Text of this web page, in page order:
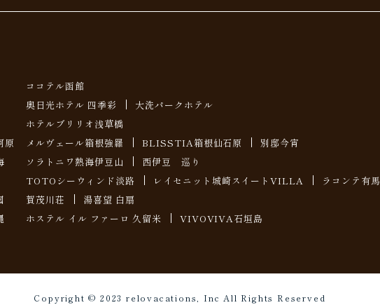
ココテル函館
奥日光ホテル 四季彩
大洗パークホテル
ホテルブリリオ浅草橋
原
メルヴェール箱根強羅 BLISSTIA箱根仙石原
別邸今宵
ソラトニワ熱海伊豆山
西伊豆 巡り
TOTOシーウィンド淡路 レイセニット城崎スイートVILLA
ラコンテ有馬
賀茂川荘
湯喜望 白扇
ホステル イル ファーロ 久留米 VIVOVIVA石垣島
Copyright © 2023 relovacations, Inc All Rights Reserved